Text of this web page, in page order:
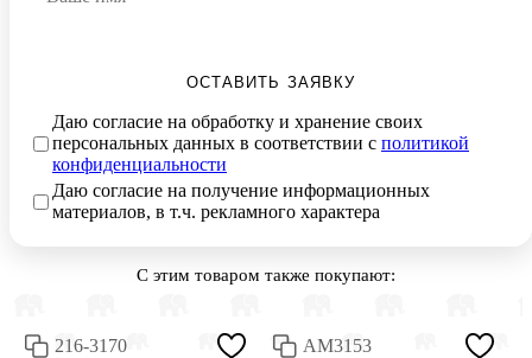
ОСТАВИТЬ ЗАЯВКУ
Даю согласие на обработку и хранение своих
персональных данных в соответствии с политикой
конфиденциальности
Даю согласие на получение информационных
материалов, в т.ч. рекламного характера
С этим товаром также покупают:
216-3170 АМ3153